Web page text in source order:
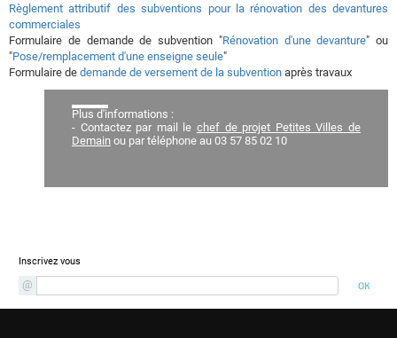
Règlement attributif des subventions pour la rénovation des devantures
commerciales
Formulaire de demande de subvention "Rénovation d'une devanture" ou
"Pose/remplacement d'une enseigne seule"
Formulaire de demande de versement de la subvention après travaux
Plus d'informations :
- Contactez par mail le chef de projet Petites Villes de
Demain ou par téléphone au 03 57 85 02 10
Inscrivez vous